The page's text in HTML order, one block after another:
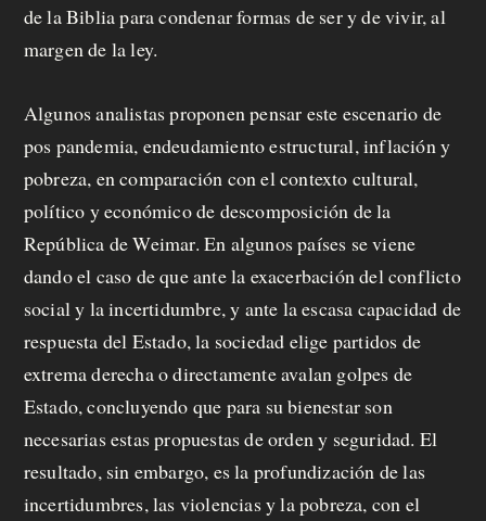
de la Biblia para condenar formas de ser y de vivir, al
margen de la ley.
Algunos analistas proponen pensar este escenario de
pos pandemia, endeudamiento estructural, inflación y
pobreza, en comparación con el contexto cultural,
político y económico de descomposición de la
República de Weimar. En algunos países se viene
dando el caso de que ante la exacerbación del conflicto
social y la incertidumbre, y ante la escasa capacidad de
respuesta del Estado, la sociedad elige partidos de
extrema derecha o directamente avalan golpes de
Estado, concluyendo que para su bienestar son
necesarias estas propuestas de orden y seguridad. El
resultado, sin embargo, es la profundización de las
incertidumbres, las violencias y la pobreza, con el